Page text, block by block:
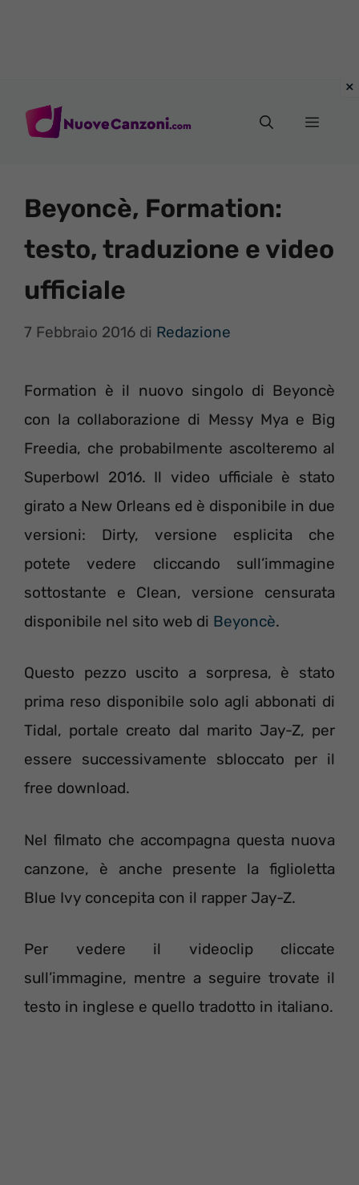
Menu
Beyoncè, Formation:
testo, traduzione e video
ufficiale
7 Febbraio 2016 di Redazione
Formation è il nuovo singolo di Beyoncè
con la collaborazione di Messy Mya e Big
Freedia, che probabilmente ascolteremo al
Superbowl 2016. Il video ufficiale è stato
girato a New Orleans ed è disponibile in due
versioni: Dirty, versione esplicita che
potete vedere cliccando sull’immagine
sottostante e Clean, versione censurata
disponibile nel sito web di Beyoncè.
Questo pezzo uscito a sorpresa, è stato
prima reso disponibile solo agli abbonati di
Tidal, portale creato dal marito Jay-Z, per
essere successivamente sbloccato per il
free download.
Nel filmato che accompagna questa nuova
canzone, è anche presente la figlioletta
Blue Ivy concepita con il rapper Jay-Z.
Per vedere il videoclip cliccate
sull’immagine, mentre a seguire trovate il
testo in inglese e quello tradotto in italiano.